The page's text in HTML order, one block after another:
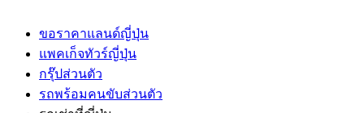
ขอราคาแลนด์ญี่ปุ่น
แพคเก็จทัวร์ญี่ปุ่น
กรุ๊ปส่วนตัว
รถพร้อมคนขับส่วนตัว